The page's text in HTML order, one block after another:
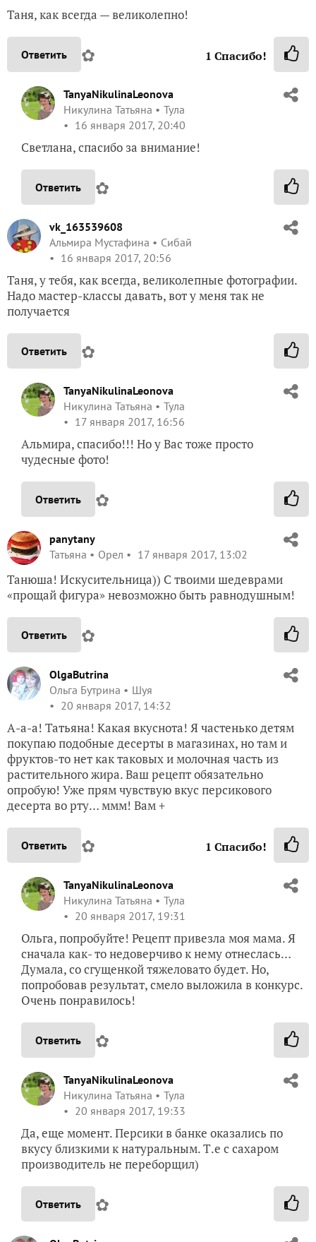
Таня, как всегда — великолепно!
Ответить ✿ 1 Спасибо!
TanyaNikulinaLeonova
Никулина Татьяна
Тула
16 января 2017, 20:40
Светлана, спасибо за внимание!
Ответить ✿
vk_163539608
Альмира Мустафина
Сибай
16 января 2017, 20:56
Таня, у тебя, как всегда, великолепные фотографии.
Надо мастер-классы давать, вот у меня так не
получается
Ответить ✿
TanyaNikulinaLeonova
Никулина Татьяна
Тула
17 января 2017, 16:56
Альмира, спасибо!!! Но у Вас тоже просто
чудесные фото!
Ответить ✿
panytany
Татьяна
Орел 17 января 2017, 13:02
Танюша! Искусительница)) С твоими шедеврами
«прощай фигура» невозможно быть равнодушным!
Ответить ✿
OlgaButrina
Ольга Бутрина
Шуя
20 января 2017, 14:32
А-а-а! Татьяна! Какая вкуснота! Я частенько детям
покупаю подобные десерты в магазинах, но там и
фруктов-то нет как таковых и молочная часть из
растительного жира. Ваш рецепт обязательно
опробую! Уже прям чувствую вкус персикового
десерта во рту… ммм! Вам +
Ответить ✿ 1 Спасибо!
TanyaNikulinaLeonova
Никулина Татьяна
Тула
20 января 2017, 19:31
Ольга, попробуйте! Рецепт привезла моя мама. Я
сначала как- то недоверчиво к нему отнеслась…
Думала, со сгущенкой тяжеловато будет. Но,
попробовав результат, смело выложила в конкурс.
Очень понравилось!
Ответить ✿
TanyaNikulinaLeonova
Никулина Татьяна
Тула
20 января 2017, 19:33
Да, еще момент. Персики в банке оказались по
вкусу близкими к натуральным. Т.е с сахаром
производитель не переборщил)
Ответить ✿